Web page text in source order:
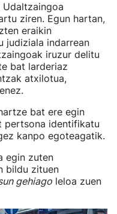
ziren. Egun hartan,
eraikin
judiziala indarrean
iruzur delitu
bat larderiaz
atxilotua,
bat ere egin
pertsona identifikatu
kanpo egoteagatik.
egin zuten
bildu zituen
gehiago leloa zuen